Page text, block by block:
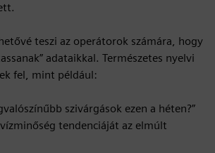
teszi az operátorok számára, hogy
adataikkal. Természetes nyelvi
fel, mint például:
szivárgások ezen a héten?”
tendenciáját az elmúlt